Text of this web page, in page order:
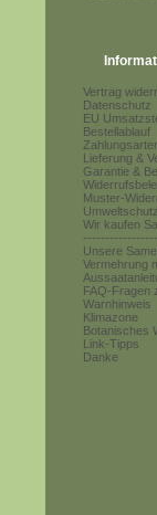
Vertrag
Datenschutz
EU
Bestellablauf
Lieferung &
Garantie &
Muster-
Umweltschutz
Wir kaufen
Unsere
Vermehrung
FAQ-Fragen
Warnhinweis
Klimazone
Botanisches
Link-Tipps
Danke